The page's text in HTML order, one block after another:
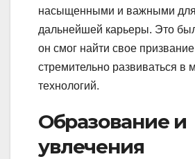
насыщенными и важными
дальнейшей карьеры. Это
он смог найти свое
стремительно развиваться в
технологий.
Образование и
увлечения